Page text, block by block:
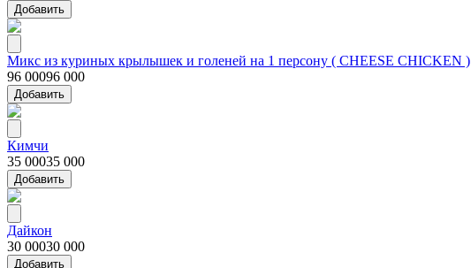
Добавить
Микс из куриных крылышек и голеней на 1 персону ( CHEESE CHICKEN )
96 00096 000
Добавить
Кимчи
35 00035 000
Добавить
Дайкон
30 00030 000
Добавить